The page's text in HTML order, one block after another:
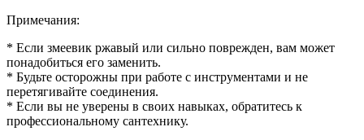
Примечания:
* Если змеевик ржавый или сильно поврежден, вам может
понадобиться его заменить.
* Будьте осторожны при работе с инструментами и не
перетягивайте соединения.
* Если вы не уверены в своих навыках, обратитесь к
профессиональному сантехнику.